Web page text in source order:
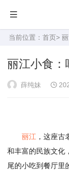
当前位置： 首页>
丽江小食：
薛纯妹
丽江 ，这座
和丰富的民族文化
尾的小吃到餐厅里